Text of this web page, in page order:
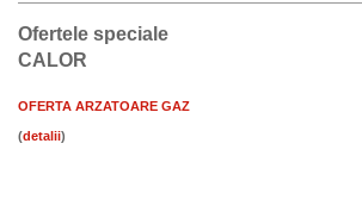
Ofertele speciale
CALOR
OFERTA ARZATOARE GAZ
( )